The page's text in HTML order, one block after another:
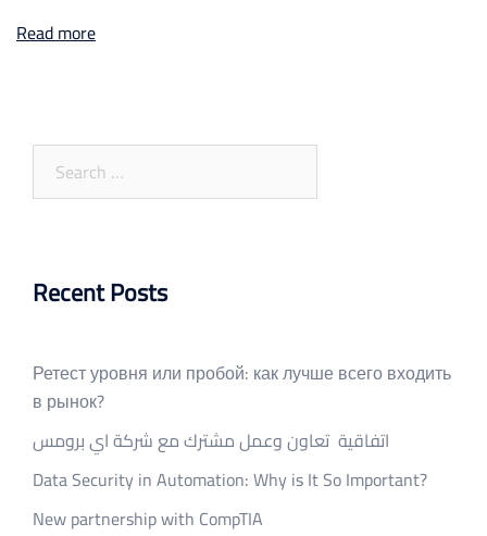
Read more
Search
Recent Posts
Ретест уровня или пробой: как лучше всего входить
в рынок?
اتفاقية تعاون وعمل مشترك مع شركة اي برومس
Data Security in Automation: Why is It So Important?
New partnership with CompTIA